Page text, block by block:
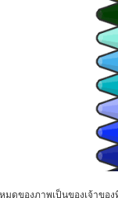
ดของภาพเป็นของเจ้าขอ